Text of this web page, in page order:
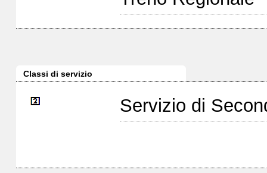
Classi di servizio
Servizio di